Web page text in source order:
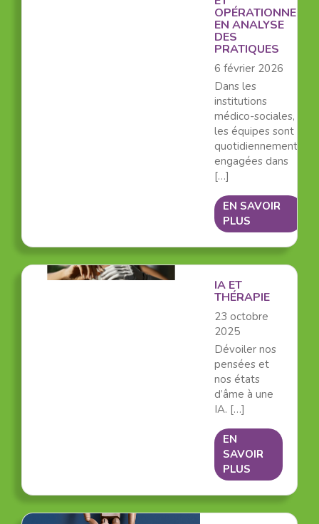
OPÉRATIONNEL
EN ANALYSE
DES
PRATIQUES
6 février 2026
Dans les
institutions
médico-sociales,
les équipes sont
quotidiennement
engagées dans
[…]
EN SAVOIR
PLUS
IA ET
THÉRAPIE
23 octobre
2025
Dévoiler nos
pensées et
nos états
d’âme à une
IA. […]
EN
SAVOIR
PLUS